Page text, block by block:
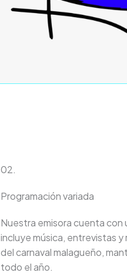
02.
Programación variada
Nuestra emisora cuenta con
incluye música, entrevistas
del carnaval malagueño,
todo el año.